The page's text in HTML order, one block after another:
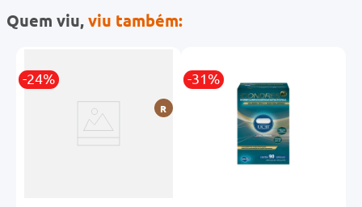
Quem viu,viu também:
-24%
R
-31%